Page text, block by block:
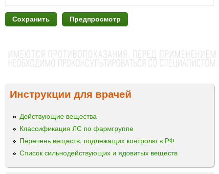
Инструкции для врачей
Действующие вещества
Классификация ЛС по фармгруппе
Перечень веществ, подлежащих контролю в РФ
Список сильнодействующих и ядовитых веществ